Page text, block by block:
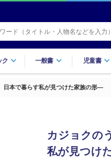
ク 一般書 児童書
日本で暮らす私が見つけた家族の形―
カジョクの
私が見つけ